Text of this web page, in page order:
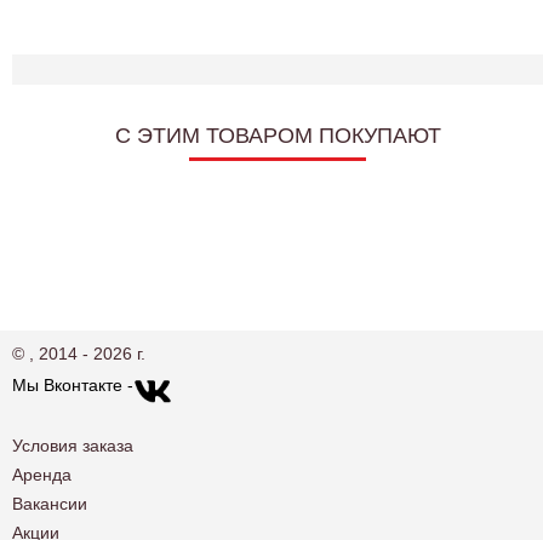
C ЭТИМ ТОВАРОМ ПОКУПАЮТ
© , 2014 - 2026 г.
Мы Вконтакте -
Условия заказа
Аренда
Вакансии
Акции